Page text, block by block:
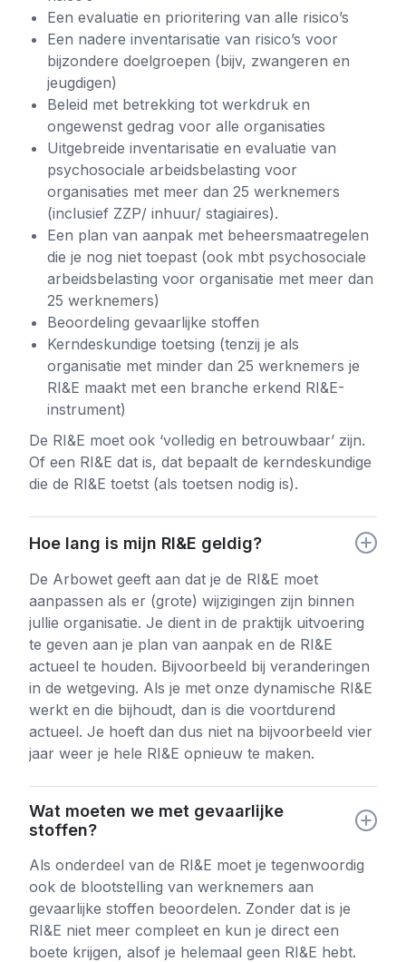
Een evaluatie en prioritering van alle risico’s
Een nadere inventarisatie van risico’s voor
bijzondere doelgroepen (bijv, zwangeren en
jeugdigen)
Beleid met betrekking tot werkdruk en
ongewenst gedrag voor alle organisaties
Uitgebreide inventarisatie en evaluatie van
psychosociale arbeidsbelasting voor
organisaties met meer dan 25 werknemers
(inclusief ZZP/ inhuur/ stagiaires).
Een plan van aanpak met beheersmaatregelen
die je nog niet toepast (ook mbt psychosociale
arbeidsbelasting voor organisatie met meer dan
25 werknemers)
Beoordeling gevaarlijke stoffen
Kerndeskundige toetsing (tenzij je als
organisatie met minder dan 25 werknemers je
RI&E maakt met een branche erkend RI&E-
instrument)
De RI&E moet ook ‘volledig en betrouwbaar’ zijn.
Of een RI&E dat is, dat bepaalt de kerndeskundige
die de RI&E toetst (als toetsen nodig is).
Hoe lang is mijn RI&E geldig?
De Arbowet geeft aan dat je de RI&E moet
aanpassen als er (grote) wijzigingen zijn binnen
jullie organisatie. Je dient in de praktijk uitvoering
te geven aan je plan van aanpak en de RI&E
actueel te houden. Bijvoorbeeld bij veranderingen
in de wetgeving. Als je met onze dynamische RI&E
werkt en die bijhoudt, dan is die voortdurend
actueel. Je hoeft dan dus niet na bijvoorbeeld vier
jaar weer je hele RI&E opnieuw te maken.
Wat moeten we met gevaarlijke
stoffen?
Als onderdeel van de RI&E moet je tegenwoordig
ook de blootstelling van werknemers aan
gevaarlijke stoffen beoordelen. Zonder dat is je
RI&E niet meer compleet en kun je direct een
boete krijgen, alsof je helemaal geen RI&E hebt.